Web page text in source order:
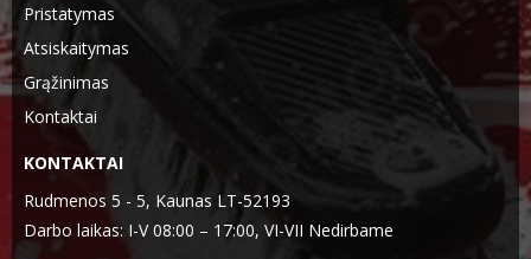
Pristatymas
Atsiskaitymas
Grąžinimas
Kontaktai
KONTAKTAI
Rudmenos 5 - 5, Kaunas LT-52193
Darbo laikas: I-V 08:00 – 17:00, VI-VII Nedirbame